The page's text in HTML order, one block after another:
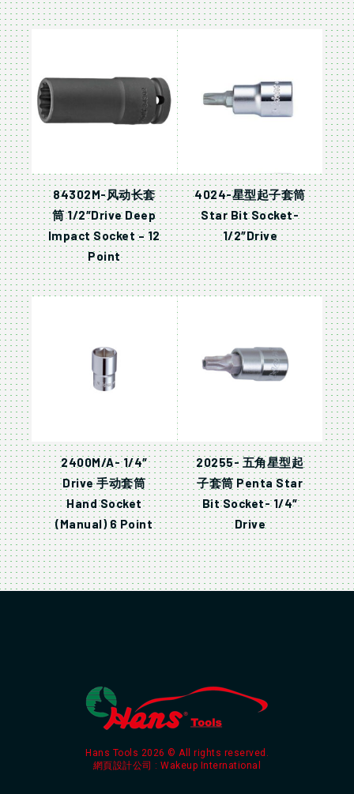
84302M-风动长套
筒 1/2″Drive Deep
Impact Socket – 12
Point
4024-星型起子套筒
Star Bit Socket-
1/2″Drive
2400M/A- 1/4″
Drive 手动套筒
Hand Socket
(Manual) 6 Point
20255- 五角星型起
子套筒 Penta Star
Bit Socket- 1/4″
Drive
Hans Tools 2026 © All rights reserved.
網頁設計公司 : Wakeup International